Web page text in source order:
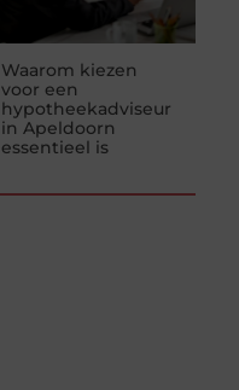
Waarom kiezen
voor een
hypotheekadviseur
in Apeldoorn
essentieel is